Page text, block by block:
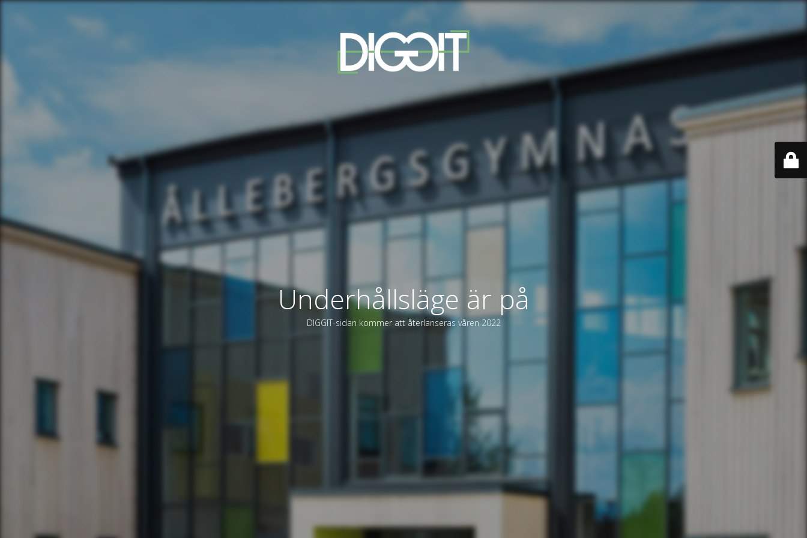
Underhållsläge är på
DIGGIT-sidan kommer att återlanseras våren 2022